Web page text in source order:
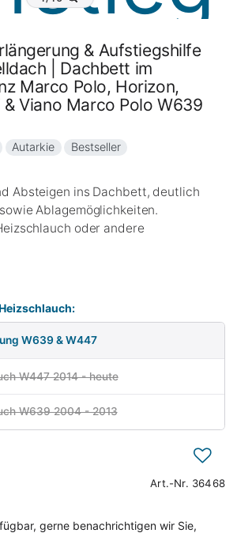
& Aufstiegshilfe
| Dachbett im
Marco Polo, Horizon,
Viano Marco Polo W639
Autarkie Bestseller
Absteigen ins Dachbett, deutlich
Ablagemöglichkeiten.
oder andere
W639 & W447
W447 2014 - heute
W639 2004 - 2013
Art.-Nr. 36468
gerne benachrichtigen wir Sie,